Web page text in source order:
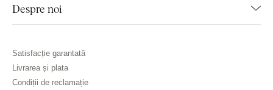
Despre noi
Satisfacție garantată
Livrarea și plata
Condiții de reclamație